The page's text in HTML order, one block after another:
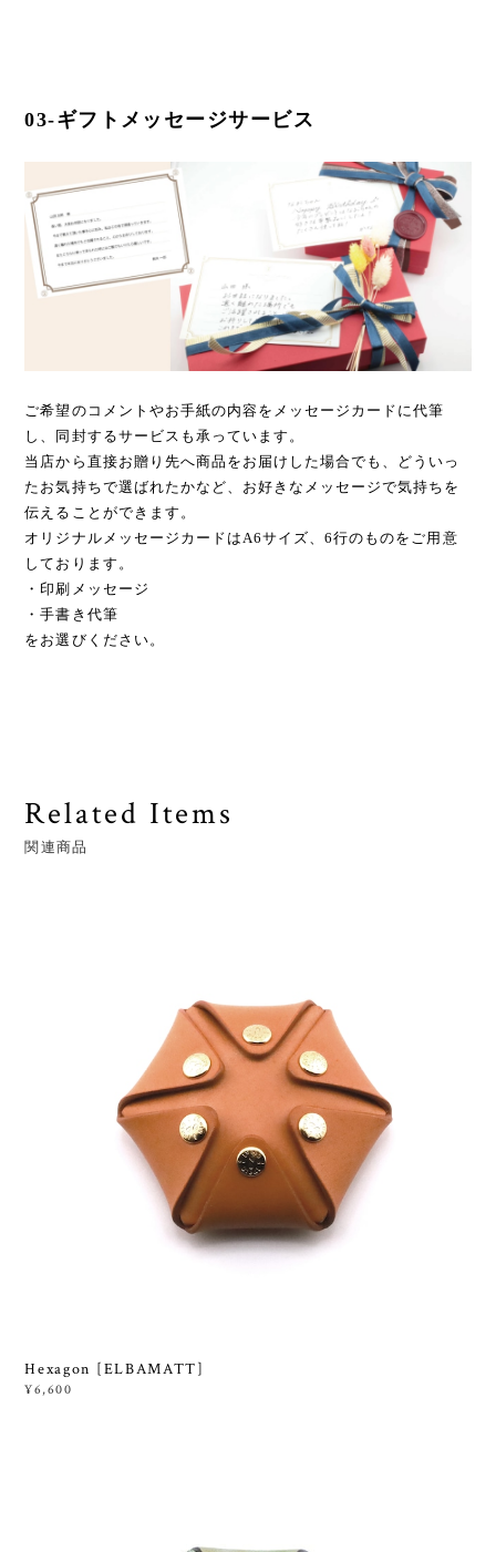
03-ギフトメッセージサービス
ご希望のコメントやお手紙の内容をメッセージカードに代筆
し、同封するサービスも承っています。
当店から直接お贈り先へ商品をお届けした場合でも、どういっ
たお気持ちで選ばれたかなど、お好きなメッセージで気持ちを
伝えることができます。
オリジナルメッセージカードはA6サイズ、6行のものをご用意
しております。
・印刷メッセージ
・手書き代筆
をお選びください。
Related Items
関連商品
Hexagon [ELBAMATT]
¥6,600